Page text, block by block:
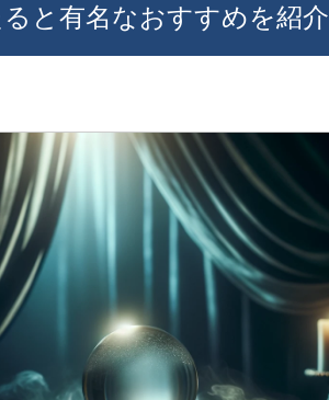
と有名なおすすめを紹介